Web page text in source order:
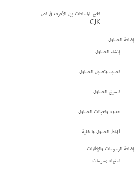
تغيير المسافات بين الأحرف في نص
CJK
إضافة الجداول
إنشاء الجداول
تحديد وتعديل الجداول
تنسيق الجداول
حدود وتعبئات الجداول
أنماط الجدول والخلية
إضافة الرسومات والإطارات
استيراد رسومات